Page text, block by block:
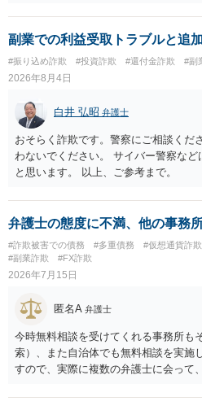
ず、最寄りの消費生活センターへ相談
かのアドバイスを受けられることをお
れば、弁護士へ依頼して警告しても
せん。
副業での利益受取トラブルと追
#振り込め詐欺 #投資詐欺 #還付金詐欺 #副
2026年8月4日
白井 弘昭 弁護士
おそらく詐欺です。警察にご相談くだ
わないでください。 サイバー警察な
と思います。 以上、ご参考まで。
弁護士の態度に不満、他の事務
#詐欺被害での債務 #多重債務 #仮想通貨詐欺
#副業詐欺
#FX詐欺
2026年7月15日
匿名A 弁護士
今時無料相談を受けてくれる事務所も
索）、また自治体でも無料相談を実施
すので、実際に複数の弁護士に会って
はそもそも事案を把握できていないよ